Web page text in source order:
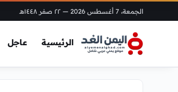
الجمعة، 7 أغسطس 2026 — ٢٢ صفر ١٤٤٨هـ
الرئيسية عاجل